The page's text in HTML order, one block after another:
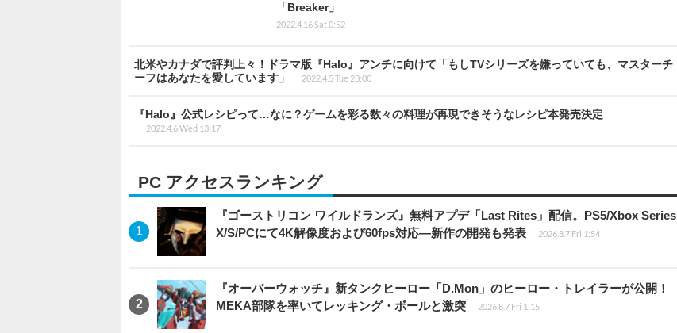
「Breaker」
2022.4.16 Sat 0:52
北米やカナダで評判上々！ドラマ版『Halo』アンチに向けて「もしTVシリーズを嫌っていても、マスターチ
ーフはあなたを愛しています」
2022.4.5 Tue 23:00
『Halo』公式レシピって…なに？ゲームを彩る数々の料理が再現できそうなレシピ本発売決定
2022.4.6 Wed 13:17
PC アクセスランキング
『ゴーストリコン ワイルドランズ』無料アプデ「Last Rites」配信。PS5/Xbox Series
X/S/PCにて4K解像度および60fps対応―新作の開発も発表
2026.8.7 Fri 1:54
『オーバーウォッチ』新タンクヒーロー「D.Mon」のヒーロー・トレイラーが公開！
MEKA部隊を率いてレッキング・ボールと激突
2026.8.7 Fri 1:15